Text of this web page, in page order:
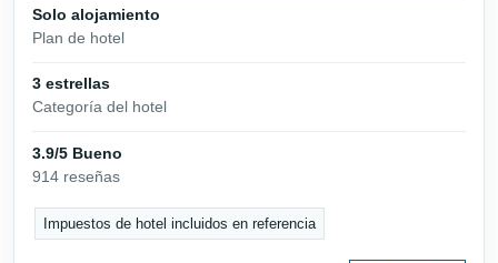
Solo alojamiento
Plan de hotel
3 estrellas
Categoría del hotel
3.9/5 Bueno
914 reseñas
Impuestos de hotel incluidos en referencia